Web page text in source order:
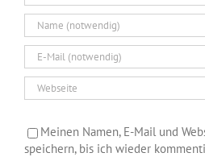
Meinen Namen, E-Mail und
speichern, bis ich wieder